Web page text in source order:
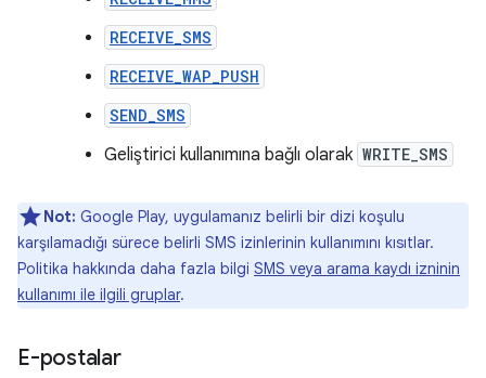
RECEIVE_SMS
RECEIVE_WAP_PUSH
SEND_SMS
Geliştirici kullanımına bağlı olarak WRITE_SMS
Not: Google Play, uygulamanız belirli bir dizi koşulu
karşılamadığı sürece belirli SMS izinlerinin kullanımını kısıtlar.
Politika hakkında daha fazla bilgi SMS veya arama kaydı izninin
kullanımı ile ilgili gruplar.
E-postalar